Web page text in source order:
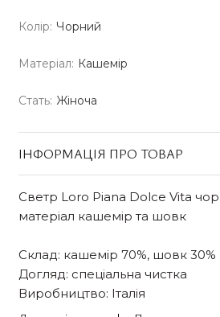
Колір: Чорний
Матеріал: Кашемір
Стать: Жіноча
ІНФОРМАЦІЯ ПРО ТОВАР
Светр Loro Piana Dolce Vita
матеріал кашемір та шовк
Склад: кашемір 70%, шовк 30%
Догляд: спеціальна чистка
Виробництво: Італія